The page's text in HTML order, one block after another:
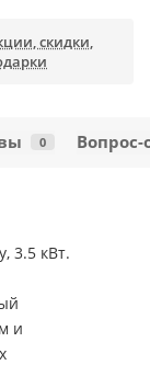
скидки,
0 Вопрос-
3.5 кВт.
и